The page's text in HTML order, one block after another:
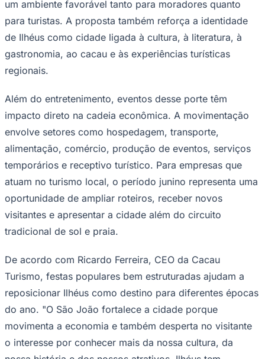
Sul-Americana
Copa América
Champions League
Premier League
La Liga
Bundesliga
um ambiente favorável tanto para moradores quanto
para turistas. A proposta também reforça a identidade
de Ilhéus como cidade ligada à cultura, à literatura, à
gastronomia, ao cacau e às experiências turísticas
regionais.
Além do entretenimento, eventos desse porte têm
impacto direto na cadeia econômica. A movimentação
envolve setores como hospedagem, transporte,
alimentação, comércio, produção de eventos, serviços
temporários e receptivo turístico. Para empresas que
atuam no turismo local, o período junino representa uma
oportunidade de ampliar roteiros, receber novos
visitantes e apresentar a cidade além do circuito
tradicional de sol e praia.
De acordo com Ricardo Ferreira, CEO da Cacau
Turismo, festas populares bem estruturadas ajudam a
reposicionar Ilhéus como destino para diferentes épocas
do ano. "O São João fortalece a cidade porque
movimenta a economia e também desperta no visitante
o interesse por conhecer mais da nossa cultura, da